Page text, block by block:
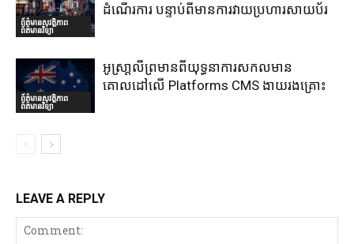
ព័ត៌មានសុវត្ថិភាព
ព័ត៌មានវិទ្យា
ដំណើរការ បន្ទាប់ពីមានការវាយប្រហារសាយប័រ
ព័ត៌មានសុវត្ថិភាព
ព័ត៌មានវិទ្យា
អូស្រា្តលីព្រមានពីយុទ្ធនាការសកលមាន
គោលដៅលើ Platforms CMS ងាយរងគ្រោះ
LEAVE A REPLY